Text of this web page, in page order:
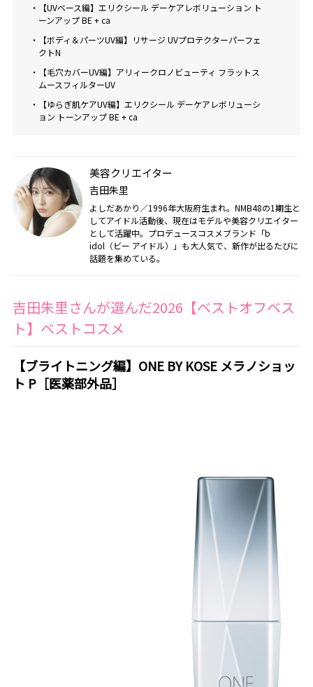
・【UVベース編】エリクシール デーケアレボリューション ト
ーンアップ BE + ca
・【ボディ＆パーツUV編】リサージ UVプロテクターパーフェ
クトN
・【毛穴カバーUV編】アリィークロノビューティ フラットス
ムースフィルターUV
・【ゆらぎ肌ケアUV編】エリクシール デーケアレボリューシ
ョン トーンアップ BE + ca
美容クリエイター
吉田朱里
よしだあかり／1996年大阪府生まれ。NMB48の1期生と
してアイドル活動後、現在はモデルや美容クリエイター
として活躍中。プロデュースコスメブランド「b
idol（ビー アイドル）」も大人気で、新作が出るたびに
話題を集めている。
吉田朱里さんが選んだ2026【ベストオフベス
ト】ベストコスメ
【ブライトニング編】ONE BY KOSE メラノショッ
ト P［医薬部外品］